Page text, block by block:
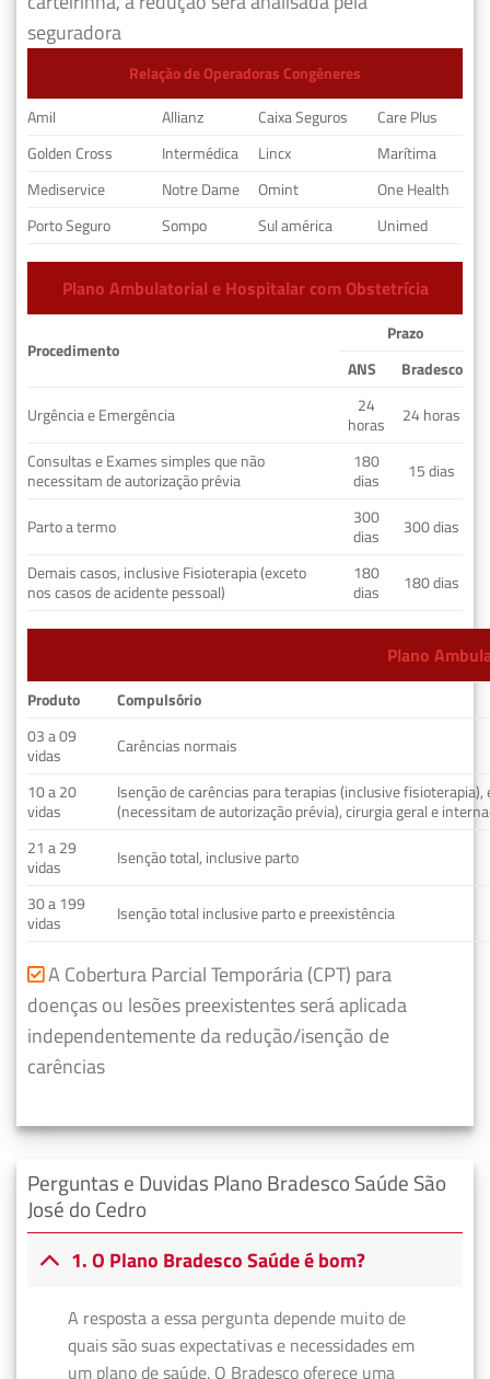
seguradora
Relação de Operadoras Congêneres
Amil
Allianz Caixa Seguros
Care Plus
Golden Cross
Intermédica Lincx
Marítima
Mediservice
Notre Dame Omint
One Health
Porto Seguro
Sompo Sul américa Unimed
Plano Ambulatorial e Hospitalar com Obstetrícia
Procedimento
Prazo
ANS
Bradesco
Urgência e Emergência
24
horas
24 horas
Consultas e Exames simples que não
necessitam de autorização prévia
180
dias
15 dias
Parto a termo
300
dias
300 dias
Demais casos, inclusive Fisioterapia (exceto
nos casos de acidente pessoal)
180
dias
180 dias
Plano
Produto
Compulsório
03 a 09
vidas
Carências normais
10 a 20
vidas
Isenção de carências para terapias (inclusive fisioterapia),
(necessitam de autorização prévia), cirurgia geral e
21 a 29
vidas
Isenção total, inclusive parto
30 a 199
vidas
Isenção total inclusive parto e preexistência
A Cobertura Parcial Temporária (CPT) para
doenças ou lesões preexistentes será aplicada
independentemente da redução/isenção de
carências
Perguntas e Duvidas Plano Bradesco Saúde São
José do Cedro
1. O Plano Bradesco Saúde é bom?
A resposta a essa pergunta depende muito de
quais são suas expectativas e necessidades em
um plano de saúde. O Bradesco oferece uma